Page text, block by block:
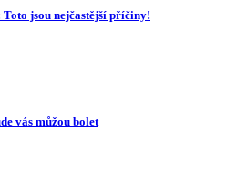
jsou nejčastější příčiny!
vás můžou bolet